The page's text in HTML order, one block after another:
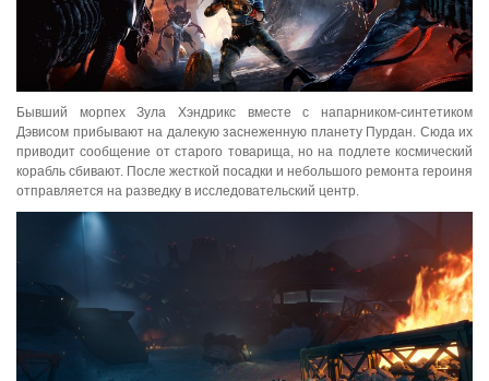
Бывший морпех Зула Хэндрикс вместе с напарником-синтетиком
Дэвисом прибывают на далекую заснеженную планету Пурдан. Сюда их
приводит сообщение от старого товарища, но на подлете космический
корабль сбивают. После жесткой посадки и небольшого ремонта героиня
отправляется на разведку в исследовательский центр.